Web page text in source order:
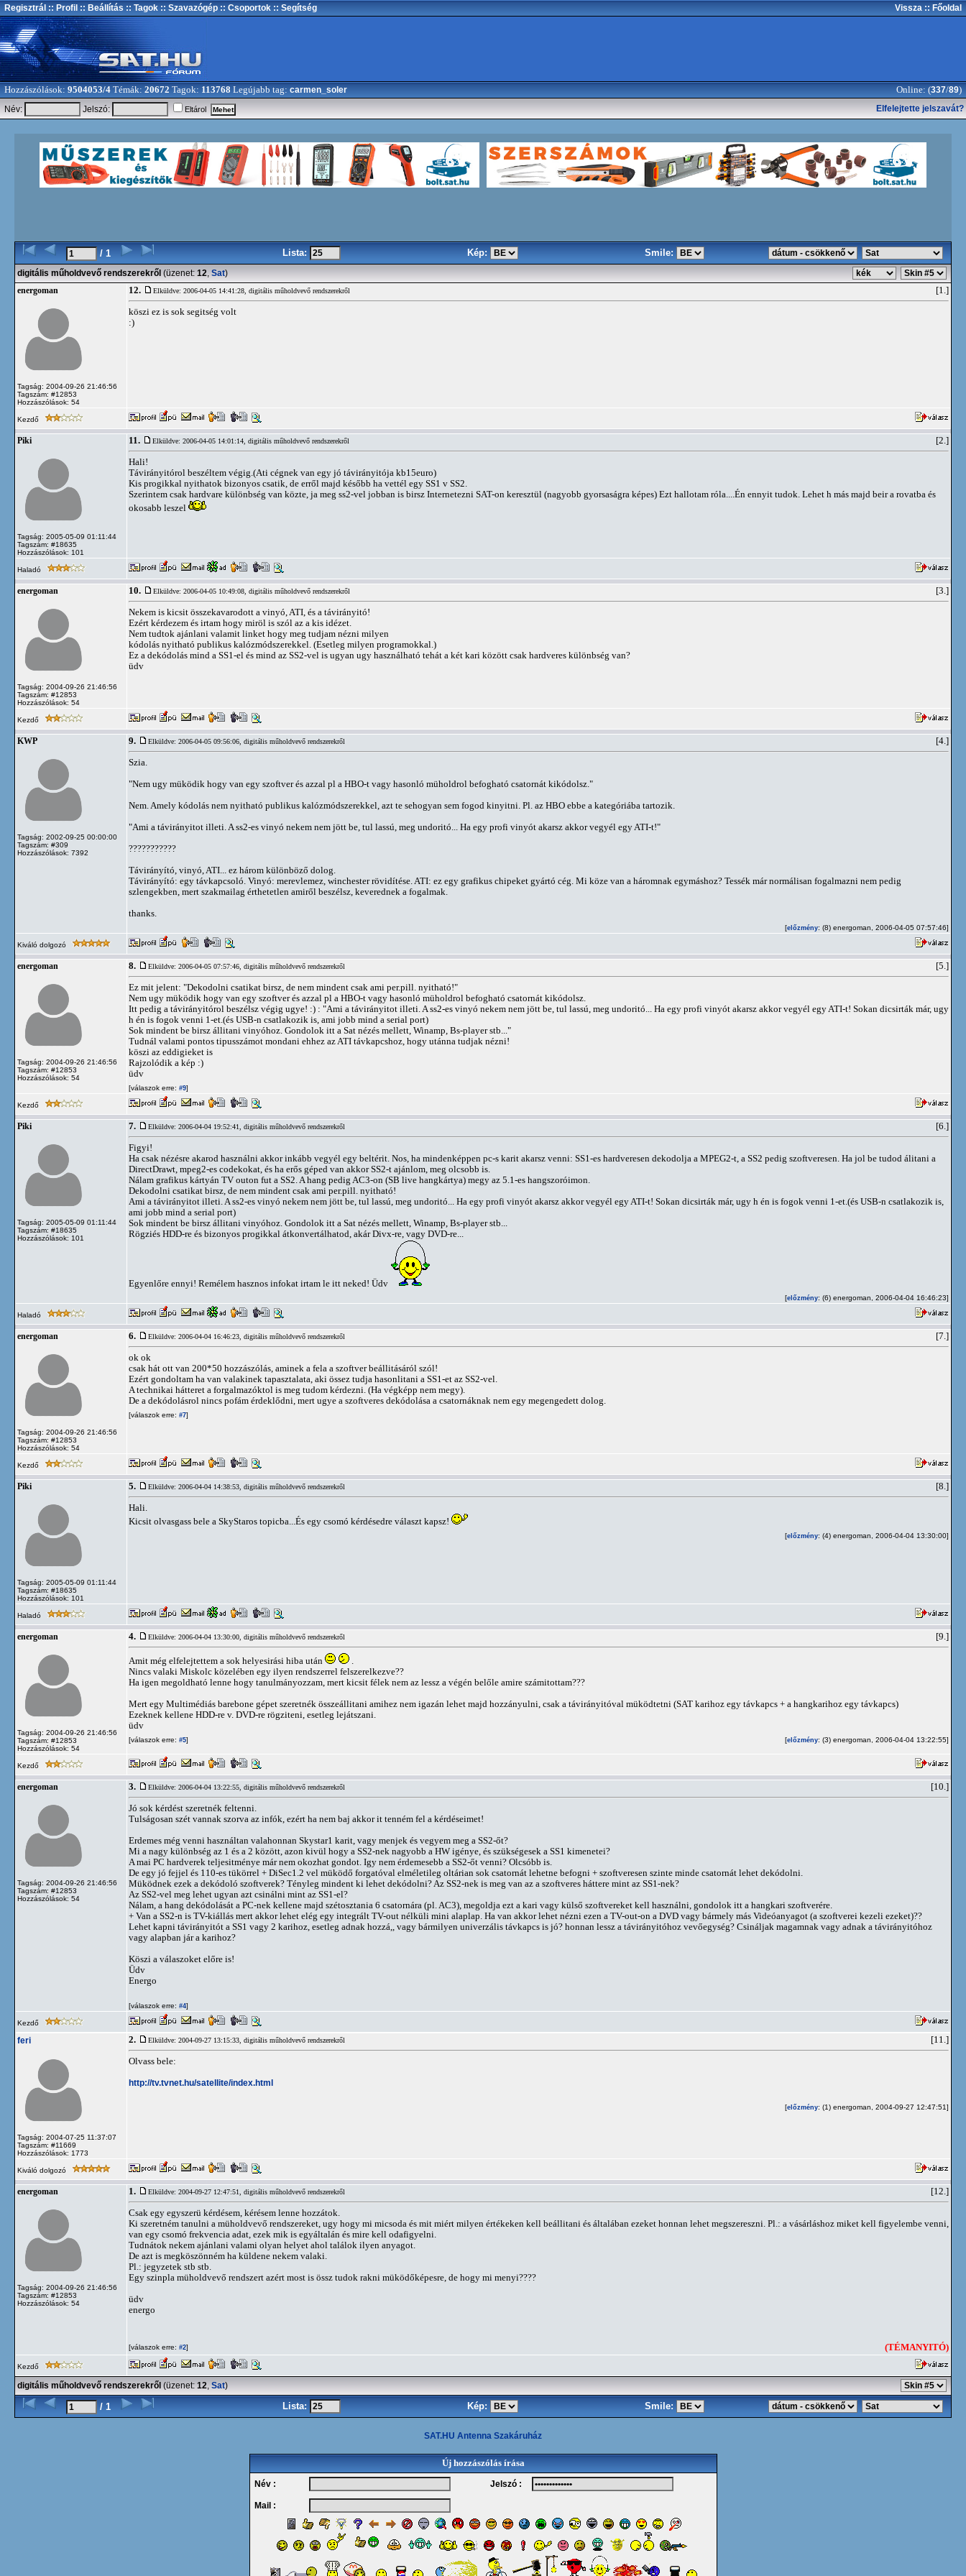
Regisztrál :: Profil :: Beállítás :: Tagok :: Szavazógép :: Csoportok :: Segítség Vissza :: Főoldal
Hozzászólások: 9504053/4 Témák: 20672 Tagok: 113768 Legújabb tag: carmen_soler Online: (337/89)
Név: Jelszó: Eltárol Elfelejtette jelszavát?
/ 1 Lista: Kép: Smile:
digitális műholdvevő rendszerekről (üzenet: 12, Sat)
energoman
Tagság: 2004-09-26 21:46:56
Tagszám: #12853
Hozzászólások: 54
12. Elküldve: 2006-04-05 14:41:28, digitális műholdvevő rendszerekről [1.]
köszi ez is sok segitség volt
:)
Kezdő
Piki
Tagság: 2005-05-09 01:11:44
Tagszám: #18635
Hozzászólások: 101
11. Elküldve: 2006-04-05 14:01:14, digitális műholdvevő rendszerekről [2.]
Hali!
Távirányitórol beszéltem végig.(Ati cégnek van egy jó távirányitója kb15euro)
Kis progikkal nyithatok bizonyos csatik, de erről majd később ha vettél egy SS1 v SS2.
Szerintem csak hardvare különbség van közte, ja meg ss2-vel jobban is birsz Internetezni SAT-on keresztül (nagyobb gyorsaságra képes) Ezt hallotam róla....Én ennyit tudok. Lehet h más majd beir a rovatba és
okosabb leszel
Haladó
energoman
Tagság: 2004-09-26 21:46:56
Tagszám: #12853
Hozzászólások: 54
10. Elküldve: 2006-04-05 10:49:08, digitális műholdvevő rendszerekről [3.]
Nekem is kicsit összekavarodott a vinyó, ATI, és a távirányitó!
Ezért kérdezem és irtam hogy miröl is szól az a kis idézet.
Nem tudtok ajánlani valamit linket hogy meg tudjam nézni milyen
kódolás nyitható publikus kalózmódszerekkel. (Esetleg milyen programokkal.)
Ez a dekódolás mind a SS1-el és mind az SS2-vel is ugyan ugy használható tehát a két kari között csak hardveres különbség van?
üdv
Kezdő
KWP
Tagság: 2002-09-25 00:00:00
Tagszám: #309
Hozzászólások: 7392
9. Elküldve: 2006-04-05 09:56:06, digitális műholdvevő rendszerekről [4.]
Szia.
"Nem ugy müködik hogy van egy szoftver és azzal pl a HBO-t vagy hasonló müholdrol befogható csatornát kikódolsz."
Nem. Amely kódolás nem nyitható publikus kalózmódszerekkel, azt te sehogyan sem fogod kinyitni. Pl. az HBO ebbe a kategóriába tartozik.
"Ami a távirányitot illeti. A ss2-es vinyó nekem nem jött be, tul lassú, meg undoritó... Ha egy profi vinyót akarsz akkor vegyél egy ATI-t!"
???????????
Távirányító, vinyó, ATI... ez három különböző dolog.
Távirányító: egy távkapcsoló. Vinyó: merevlemez, winchester rövidítése. ATI: ez egy grafikus chipeket gyártó cég. Mi köze van a háromnak egymáshoz? Tessék már normálisan fogalmazni nem pedig
szlengekben, mert szakmailag érthetetlen amiről beszélsz, keverednek a fogalmak.
thanks.
[előzmény: (8) energoman, 2006-04-05 07:57:46]
Kiváló dolgozó
energoman
Tagság: 2004-09-26 21:46:56
Tagszám: #12853
Hozzászólások: 54
8. Elküldve: 2006-04-05 07:57:46, digitális műholdvevő rendszerekről [5.]
Ez mit jelent: "Dekodolni csatikat birsz, de nem mindent csak ami per.pill. nyitható!"
Nem ugy müködik hogy van egy szoftver és azzal pl a HBO-t vagy hasonló müholdrol befogható csatornát kikódolsz.
Itt pedig a távirányitórol beszélsz végig ugye! :) : "Ami a távirányitot illeti. A ss2-es vinyó nekem nem jött be, tul lassú, meg undoritó... Ha egy profi vinyót akarsz akkor vegyél egy ATI-t! Sokan dicsirták már, ugy
h én is fogok venni 1-et.(és USB-n csatlakozik is, ami jobb mind a serial port)
Sok mindent be birsz állitani vinyóhoz. Gondolok itt a Sat nézés mellett, Winamp, Bs-player stb..."
Tudnál valami pontos tipusszámot mondani ehhez az ATI távkapcshoz, hogy utánna tudjak nézni!
köszi az eddigieket is
Rajzolódik a kép :)
üdv
[válaszok erre: #9]
Kezdő
Piki
Tagság: 2005-05-09 01:11:44
Tagszám: #18635
Hozzászólások: 101
7. Elküldve: 2006-04-04 19:52:41, digitális műholdvevő rendszerekről [6.]
Figyi!
Ha csak nézésre akarod használni akkor inkább vegyél egy beltérit. Nos, ha mindenképpen pc-s karit akarsz venni: SS1-es hardveresen dekodolja a MPEG2-t, a SS2 pedig szoftveresen. Ha jol be tudod álitani a
DirectDrawt, mpeg2-es codekokat, és ha erős géped van akkor SS2-t ajánlom, meg olcsobb is.
Nálam grafikus kártyán TV outon fut a SS2. A hang pedig AC3-on (SB live hangkártya) megy az 5.1-es hangszoróimon.
Dekodolni csatikat birsz, de nem mindent csak ami per.pill. nyitható!
Ami a távirányitot illeti. A ss2-es vinyó nekem nem jött be, tul lassú, meg undoritó... Ha egy profi vinyót akarsz akkor vegyél egy ATI-t! Sokan dicsirták már, ugy h én is fogok venni 1-et.(és USB-n csatlakozik is,
ami jobb mind a serial port)
Sok mindent be birsz állitani vinyóhoz. Gondolok itt a Sat nézés mellett, Winamp, Bs-player stb...
Rögziés HDD-re és bizonyos progikkal átkonvertálhatod, akár Divx-re, vagy DVD-re...
Egyenlőre ennyi! Remélem hasznos infokat irtam le itt neked! Üdv
[előzmény: (6) energoman, 2006-04-04 16:46:23]
Haladó
energoman
Tagság: 2004-09-26 21:46:56
Tagszám: #12853
Hozzászólások: 54
6. Elküldve: 2006-04-04 16:46:23, digitális műholdvevő rendszerekről [7.]
ok ok
csak hát ott van 200*50 hozzászólás, aminek a fela a szoftver beállitásáról szól!
Ezért gondoltam ha van valakinek tapasztalata, aki össez tudja hasonlitani a SS1-et az SS2-vel.
A technikai hátteret a forgalmazóktol is meg tudom kérdezni. (Ha végképp nem megy).
De a dekódolásrol nincs pofám érdeklődni, mert ugye a szoftveres dekódolása a csatornáknak nem egy megengedett dolog.
[válaszok erre: #7]
Kezdő
Piki
Tagság: 2005-05-09 01:11:44
Tagszám: #18635
Hozzászólások: 101
5. Elküldve: 2006-04-04 14:38:53, digitális műholdvevő rendszerekről [8.]
Hali.
Kicsit olvasgass bele a SkyStaros topicba...És egy csomó kérdésedre választ kapsz!
[előzmény: (4) energoman, 2006-04-04 13:30:00]
Haladó
energoman
Tagság: 2004-09-26 21:46:56
Tagszám: #12853
Hozzászólások: 54
4. Elküldve: 2006-04-04 13:30:00, digitális műholdvevő rendszerekről [9.]
Amit még elfelejtettem a sok helyesirási hiba után
Nincs valaki Miskolc közelében egy ilyen rendszerrel felszerelkezve??
Ha igen megoldható lenne hogy tanulmányozzam, mert kicsit félek nem az lessz a végén belőle amire számitottam???
Mert egy Multimédiás barebone gépet szeretnék összeállitani amihez nem igazán lehet majd hozzányulni, csak a távirányitóval müködtetni (SAT karihoz egy távkapcs + a hangkarihoz egy távkapcs)
Ezeknek kellene HDD-re v. DVD-re rögziteni, esetleg lejátszani.
üdv
[válaszok erre: #5] [előzmény: (3) energoman, 2006-04-04 13:22:55]
Kezdő
energoman
Tagság: 2004-09-26 21:46:56
Tagszám: #12853
Hozzászólások: 54
3. Elküldve: 2006-04-04 13:22:55, digitális műholdvevő rendszerekről [10.]
Jó sok kérdést szeretnék feltenni.
Tulságosan szét vannak szorva az infók, ezért ha nem baj akkor it tenném fel a kérdéseimet!
Erdemes még venni használtan valahonnan Skystar1 karit, vagy menjek és vegyem meg a SS2-őt?
Mi a nagy különbség az 1 és a 2 között, azon kivül hogy a SS2-nek nagyobb a HW igénye, és szükségesek a SS1 kimenetei?
A mai PC hardverek teljesitménye már nem okozhat gondot. Igy nem érdemesebb a SS2-őt venni? Olcsóbb is.
De egy jó fejjel és 110-es tükörrel + DiSec1.2 vel müködő forgatóval elméletileg oltárian sok csatornát lehetne befogni + szoftveresen szinte minde csatornát lehet dekódolni.
Müködnek ezek a dekódoló szoftverek? Tényleg mindent ki lehet dekódolni? Az SS2-nek is meg van az a szoftveres háttere mint az SS1-nek?
Az SS2-vel meg lehet ugyan azt csinálni mint az SS1-el?
Nálam, a hang dekódolását a PC-nek kellene majd szétosztania 6 csatornára (pl. AC3), megoldja ezt a kari vagy külső szoftvereket kell használni, gondolok itt a hangkari szoftverére.
+ Van a SS2-n is TV-kiállás mert akkor lehet elég egy integrált TV-out nélküli mini alaplap. Ha van akkor lehet nézni ezen a TV-out-on a DVD vagy bármely más Videóanyagot (a szoftverei kezeli ezeket)??
Lehet kapni távirányitót a SS1 vagy 2 karihoz, esetleg adnak hozzá,, vagy bármilyen univerzális távkapcs is jó? honnan lessz a távirányitóhoz vevőegység? Csináljak magamnak vagy adnak a távirányitóhoz
vagy alapban jár a karihoz?
Köszi a válaszoket előre is!
Üdv
Energo
[válaszok erre: #4]
Kezdő
feri
Tagság: 2004-07-25 11:37:07
Tagszám: #11669
Hozzászólások: 1773
2. Elküldve: 2004-09-27 13:15:33, digitális műholdvevő rendszerekről [11.]
Olvass bele:
http://tv.tvnet.hu/satellite/index.html
[előzmény: (1) energoman, 2004-09-27 12:47:51]
Kiváló dolgozó
energoman
Tagság: 2004-09-26 21:46:56
Tagszám: #12853
Hozzászólások: 54
1. Elküldve: 2004-09-27 12:47:51, digitális műholdvevő rendszerekről [12.]
Csak egy egyszerü kérdésem, kérésem lenne hozzátok.
Ki szeretném tanulni a müholdvevő rendszereket, ugy hogy mi micsoda és mit miért milyen értékeken kell beállitani és általában ezeket honnan lehet megszereszni. Pl.: a vásárláshoz miket kell figyelembe venni,
van egy csomó frekvencia adat, ezek mik is egyáltalán és mire kell odafigyelni.
Tudnátok nekem ajánlani valami olyan helyet ahol találok ilyen anyagot.
De azt is megköszönném ha küldene nekem valaki.
Pl.: jegyzetek stb stb.
Egy szinpla müholdvevő rendszert azért most is össz tudok rakni müködőképesre, de hogy mi menyi????
üdv
energo
[válaszok erre: #2] (TÉMANYITÓ)
Kezdő
digitális műholdvevő rendszerekről (üzenet: 12, Sat)
/ 1 Lista: Kép: Smile:
SAT.HU Antenna Szakáruház
Új hozzászólás írása
Név : Jelszó :
Mail :